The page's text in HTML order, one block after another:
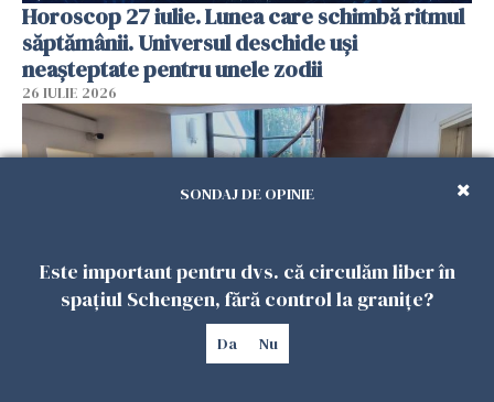
Horoscop 27 iulie. Lunea care schimbă ritmul
săptămânii. Universul deschide uși
neașteptate pentru unele zodii
26 IULIE 2026
Accidente, spitalizare sau alte urgențe?
SONDAJ DE OPINIE
Este important pentru dvs. că circulăm liber în
spațiul Schengen, fără control la granițe?
Da Nu